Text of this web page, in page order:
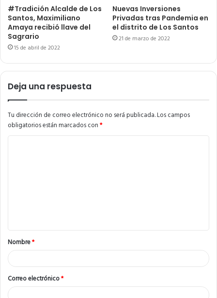
#Tradición Alcalde de Los
Santos, Maximiliano
Amaya recibió llave del
Sagrario
15 de abril de 2022
Nuevas Inversiones
Privadas tras Pandemia en
el distrito de Los Santos
21 de marzo de 2022
Deja una respuesta
Tu dirección de correo electrónico no será publicada.Los campos
obligatorios están marcados con*
a
r
i
o
*
Nombre*
Correo electrónico*